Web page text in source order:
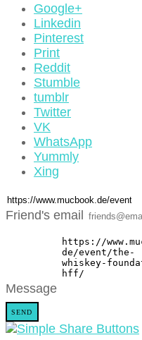
Google+
Linkedin
Pinterest
Print
Reddit
Stumble
tumblr
Twitter
VK
WhatsApp
Yummly
Xing
Friend's email
Message
SEND